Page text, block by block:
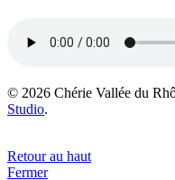
© 2026 Chérie Vallée du
Studio.
Retour au haut
Fermer